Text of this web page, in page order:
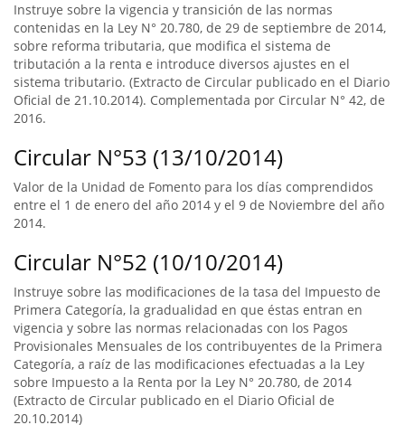
Instruye sobre la vigencia y transición de las normas
contenidas en la Ley N° 20.780, de 29 de septiembre de 2014,
sobre reforma tributaria, que modifica el sistema de
tributación a la renta e introduce diversos ajustes en el
sistema tributario. (Extracto de Circular publicado en el Diario
Oficial de 21.10.2014). Complementada por Circular N° 42, de
2016.
Circular N°53 (13/10/2014)
Valor de la Unidad de Fomento para los días comprendidos
entre el 1 de enero del año 2014 y el 9 de Noviembre del año
2014.
Circular N°52 (10/10/2014)
Instruye sobre las modificaciones de la tasa del Impuesto de
Primera Categoría, la gradualidad en que éstas entran en
vigencia y sobre las normas relacionadas con los Pagos
Provisionales Mensuales de los contribuyentes de la Primera
Categoría, a raíz de las modificaciones efectuadas a la Ley
sobre Impuesto a la Renta por la Ley N° 20.780, de 2014
(Extracto de Circular publicado en el Diario Oficial de
20.10.2014)